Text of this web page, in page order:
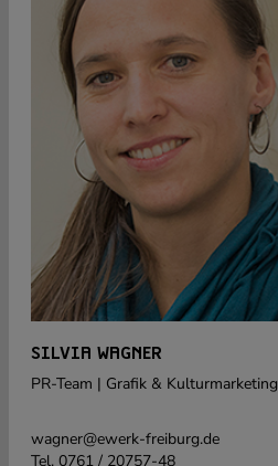
SILVIA WAGNER
PR-Team | Grafik & Kulturmarketing
wagner@ewerk-freiburg.de
Tel. 0761 / 20757-48